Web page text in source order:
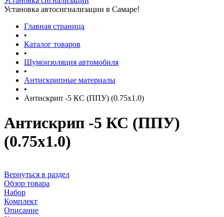
Установка автосигнализации в Самаре!
Главная страница
•
Каталог товаров
•
Шумоизоляция автомобиля
•
Антискрипные материалы
•
Антискрип -5 КС (ППУ) (0.75x1.0)
Антискрип -5 КС (ППУ)
(0.75x1.0)
Вернуться в раздел
Обзор товара
Набор
Комплект
Описание